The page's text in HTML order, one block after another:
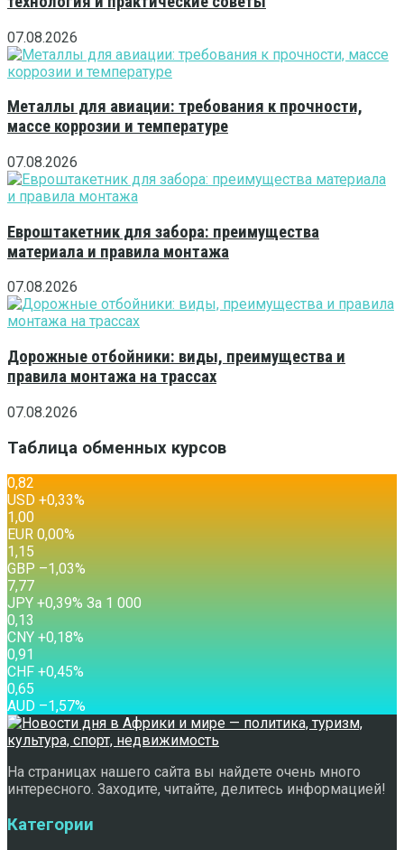
07.08.2026
Металлы для авиации: требования к прочности,
массе коррозии и температуре
07.08.2026
Евроштакетник для забора: преимущества
материала и правила монтажа
07.08.2026
Дорожные отбойники: виды, преимущества и
правила монтажа на трассах
07.08.2026
Таблица обменных курсов
0,82
USD +0,33%
1,00
EUR 0,00%
1,15
GBP –1,03%
7,77
JPY +0,39% За 1 000
0,13
CNY +0,18%
0,91
CHF +0,45%
0,65
AUD –1,57%
На страницах нашего сайта вы найдете очень много
интересного. Заходите, читайте, делитесь информацией!
Категории